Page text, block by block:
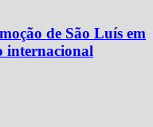
de São Luís em
internacional